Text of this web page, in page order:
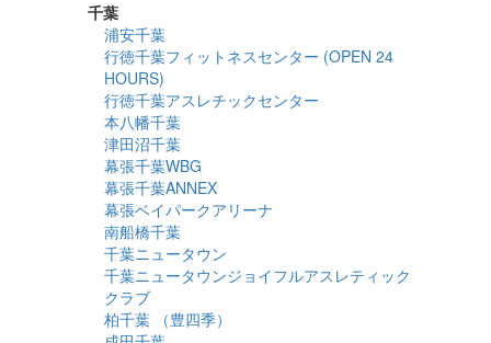
千葉
浦安千葉
行徳千葉フィットネスセンター (OPEN 24
HOURS)
行徳千葉アスレチックセンター
本八幡千葉
津田沼千葉
幕張千葉WBG
幕張千葉ANNEX
幕張ベイパークアリーナ
南船橋千葉
千葉ニュータウン
千葉ニュータウンジョイフルアスレティック
クラブ
柏千葉 （豊四季）